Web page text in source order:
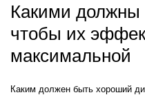
Какими должны
чтобы их
максимальной
Каким должен быть хороший